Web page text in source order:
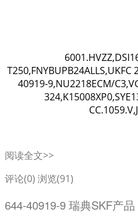
T250,FNYBUPB24ALLS,UKFC
40919-9,NU2218ECM/
阅读全文>>
评论(0) 浏览(91)
644-40919-9 瑞典SKF产